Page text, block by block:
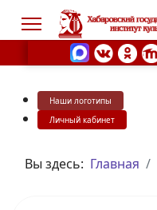
Наши логотипы
Личный кабинет
Вы здесь: Главная